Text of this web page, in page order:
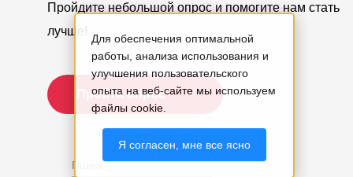
Пройдите небольшой опрос и помогите нам стать
лучше!
Пройти опрос
Для обеспечения оптимальной
работы, анализа использования и
улучшения пользовательского
опыта на веб-сайте мы используем
файлы cookie.
Я согласен, мне все ясно